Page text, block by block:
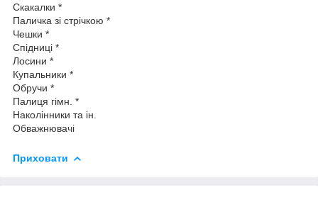
Скакалки *
Паличка зі стрічкою *
Чешки *
Спідниці *
Лосини *
Купальники *
Обручи *
Палиця гімн. *
Наколінники та ін.
Обважнювачі
Приховати